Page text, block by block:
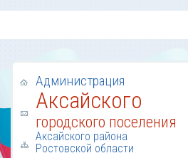
Администрация
Аксайского
городского поселения
Аксайского района
Ростовской области